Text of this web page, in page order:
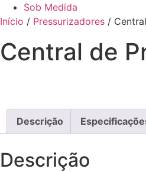
Sob Medida
Início / Pressurizadores /
Central de
Descrição
Descrição